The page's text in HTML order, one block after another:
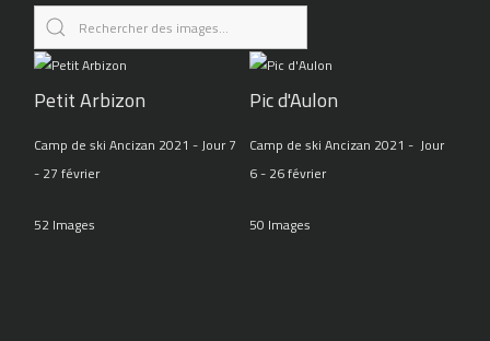
Petit Arbizon
Camp de ski Ancizan 2021 - Jour 7
- 27 février
52 Images
Pic d'Aulon
Camp de ski Ancizan 2021 - Jour
6 - 26 février
50 Images